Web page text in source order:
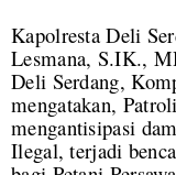
Kapolresta Deli
Lesmana, S.IK.,
Deli Serdang,
mengatakan,
mengantisipasi
Ilegal, terjadi